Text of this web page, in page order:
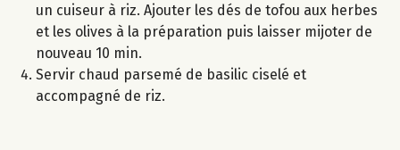
un cuiseur à riz. Ajouter les dés de tofou aux herbes
et les olives à la préparation puis laisser mijoter de
nouveau 10 min.
Servir chaud parsemé de basilic ciselé et
accompagné de riz.